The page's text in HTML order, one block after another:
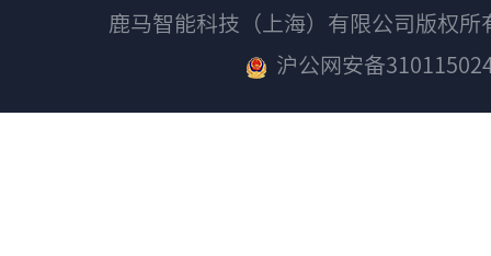
鹿马智能科技（上海）有限公司版权
沪公网安备